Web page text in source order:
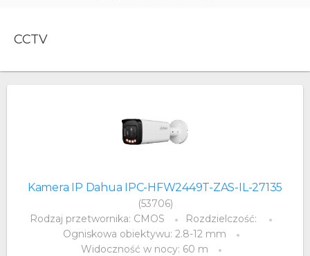
CCTV
Kamera IP Dahua IPC-HFW2449T-ZAS-IL-27135
(53706)
Rodzaj przetwornika: CMOS
Rozdzielczość:
Ogniskowa obiektywu: 2.8-12 mm
Widoczność w nocy: 60 m